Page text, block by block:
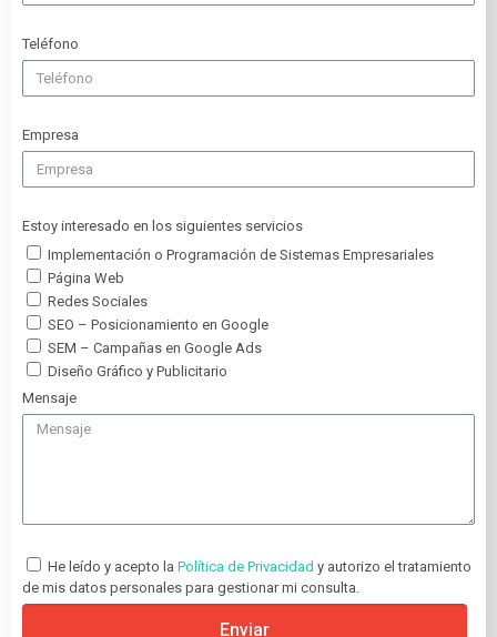
Teléfono
Empresa
Estoy interesado en los siguientes servicios
Implementación o Programación de Sistemas Empresariales
Página Web
Redes Sociales
SEO – Posicionamiento en Google
SEM – Campañas en Google Ads
Diseño Gráfico y Publicitario
Mensaje
He leído y acepto la Política de Privacidad y autorizo el tratamiento
de mis datos personales para gestionar mi consulta.
Enviar